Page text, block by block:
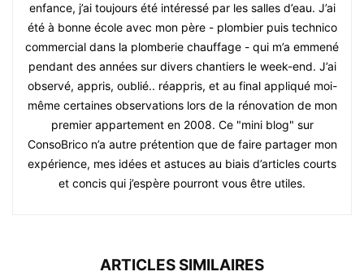
enfance, j’ai toujours été intéressé par les salles d’eau. J’ai
été à bonne école avec mon père - plombier puis technico
commercial dans la plomberie chauffage - qui m’a emmené
pendant des années sur divers chantiers le week-end. J’ai
observé, appris, oublié.. réappris, et au final appliqué moi-
même certaines observations lors de la rénovation de mon
premier appartement en 2008. Ce "mini blog" sur
ConsoBrico n’a autre prétention que de faire partager mon
expérience, mes idées et astuces au biais d’articles courts
et concis qui j’espère pourront vous être utiles.
ARTICLES SIMILAIRES